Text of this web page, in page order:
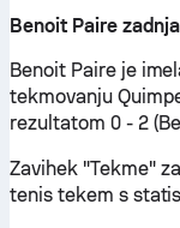
Benoit Paire
Benoit Paire je
tekmovanju
rezultatom 0 - 2
Zavihek "Tekme"
tenis tekem s